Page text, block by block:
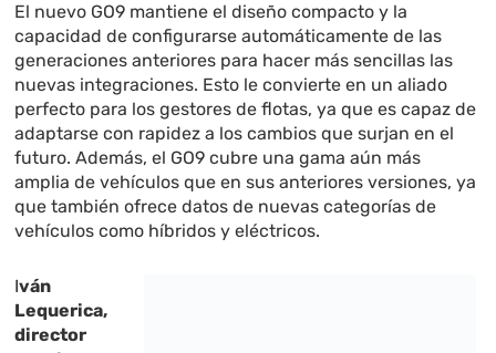
El nuevo GO9 mantiene el diseño compacto y la
capacidad de configurarse automáticamente de las
generaciones anteriores para hacer más sencillas las
nuevas integraciones. Esto le convierte en un aliado
perfecto para los gestores de flotas, ya que es capaz de
adaptarse con rapidez a los cambios que surjan en el
futuro. Además, el GO9 cubre una gama aún más
amplia de vehículos que en sus anteriores versiones, ya
que también ofrece datos de nuevas categorías de
vehículos como híbridos y eléctricos.
Iván
Lequerica,
director